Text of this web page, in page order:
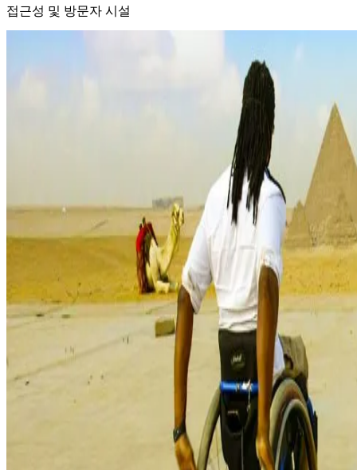
접근성 및 방문자 시설